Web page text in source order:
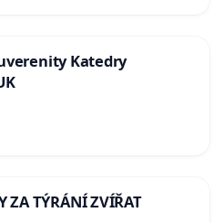
Katedry
ZA TÝRÁNÍ ZVÍŘAT